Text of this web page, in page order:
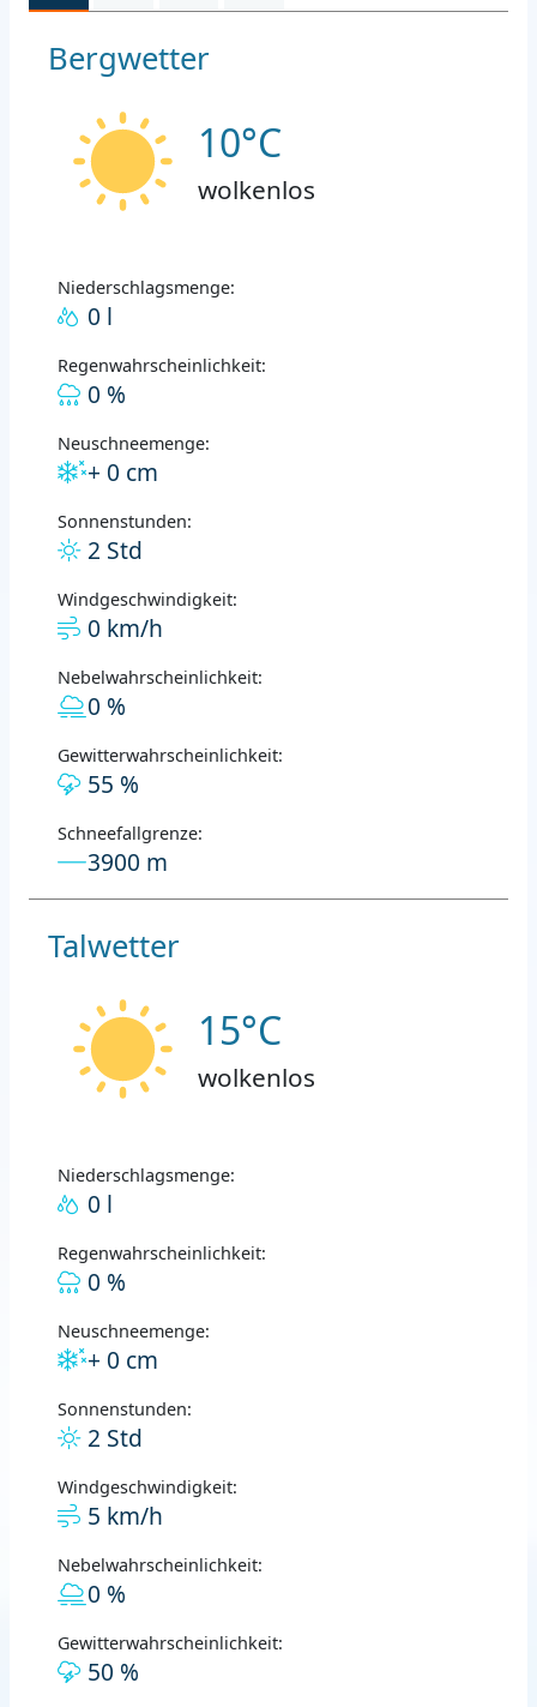
Bergwetter
10°C
wolkenlos
Niederschlagsmenge:
0 l
Regenwahrscheinlichkeit:
0 %
Neuschneemenge:
+ 0 cm
Sonnenstunden:
2 Std
Windgeschwindigkeit:
0 km/h
Nebelwahrscheinlichkeit:
0 %
Gewitterwahrscheinlichkeit:
55 %
Schneefallgrenze:
3900 m
Talwetter
15°C
wolkenlos
Niederschlagsmenge:
0 l
Regenwahrscheinlichkeit:
0 %
Neuschneemenge:
+ 0 cm
Sonnenstunden:
2 Std
Windgeschwindigkeit:
5 km/h
Nebelwahrscheinlichkeit:
0 %
Gewitterwahrscheinlichkeit:
50 %